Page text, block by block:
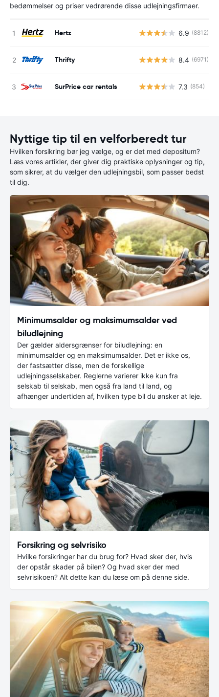
bedømmelser og priser vedrørende disse udlejningsfirmaer.
Hertz 6.9 (8812)
Thrifty 8.4 (6971)
SurPrice car rentals 7.3 (854)
Nyttige tip til en velforberedt tur
Hvilken forsikring bør jeg vælge, og er det med depositum?
Læs vores artikler, der giver dig praktiske oplysninger og tip,
som sikrer, at du vælger den udlejningsbil, som passer bedst
til dig.
Minimumsalder og maksimumsalder ved
biludlejning
Der gælder aldersgrænser for biludlejning: en
minimumsalder og en maksimumsalder. Det er ikke os,
der fastsætter disse, men de forskellige
udlejningsselskaber. Reglerne varierer ikke kun fra
selskab til selskab, men også fra land til land, og
afhænger undertiden af, hvilken type bil du ønsker at leje.
Forsikring og selvrisiko
Hvilke forsikringer har du brug for? Hvad sker der, hvis
der opstår skader på bilen? Og hvad sker der med
selvrisikoen? Alt dette kan du læse om på denne side.